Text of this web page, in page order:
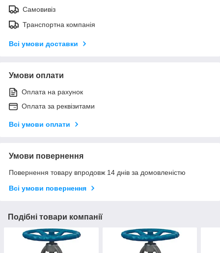
Самовивіз
Транспортна компанія
Всі умови доставки
Умови оплати
Оплата на рахунок
Оплата за реквізитами
Всі умови оплати
Умови повернення
Повернення товару впродовж 14 днів за домовленістю
Всі умови повернення
Подібні товари компанії